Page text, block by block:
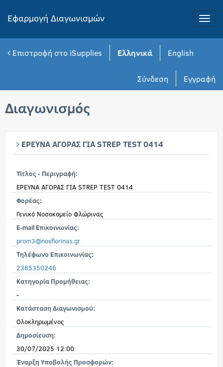
Toggle
Εφαρμογή Διαγωνισμών
Επιστροφή στο iSupplies Ελληνικά English
Εγγραφή
Σύνδεση
Διαγωνισμός
ΕΡΕΥΝΑ ΑΓΟΡΑΣ ΓΙΑ STREP TEST 0414
Τίτλος - Περιγραφή:
ΕΡΕΥΝΑ ΑΓΟΡΑΣ ΓΙΑ STREP TEST 0414
Φορέας:
Γενικό Νοσοκομείο Φλώρινας
E-mail Επικοινωνίας:
prom3@nosflorinas.gr
Τηλέφωνο Επικοινωνίας:
2385350246
Κατηγορία Προμήθειας:
-
Κατάσταση Διαγωνισμού:
Ολοκληρωμένος
Δημοσίευση:
30/07/2025 12:00
Έναρξη Υποβολής Προσφορών: